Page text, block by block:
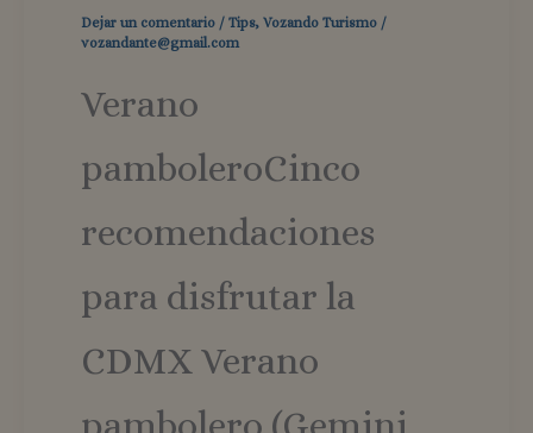
Dejar un comentario / Tips, Vozando Turismo/
vozandante@gmail.com
Verano
pamboleroCinco
recomendaciones
para disfrutar la
CDMX Verano
pambolero (Gemini